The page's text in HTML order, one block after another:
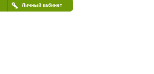
Личный кабинет